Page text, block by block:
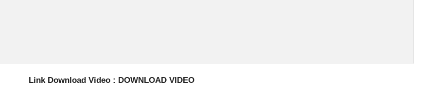
Link Download Video : DOWNLOAD VIDEO